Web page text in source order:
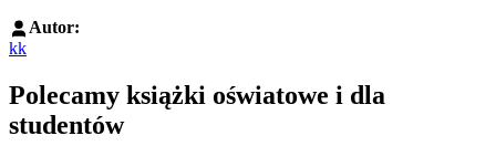
Autor:
kk
Polecamy książki oświatowe i dla
studentów